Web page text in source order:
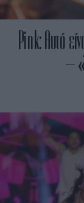
Pink: Αυτό
–